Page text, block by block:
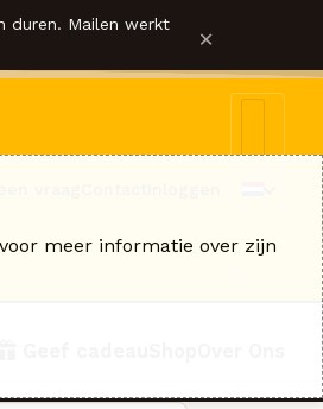
duren. Mailen werkt ×
voor meer informatie over zijn